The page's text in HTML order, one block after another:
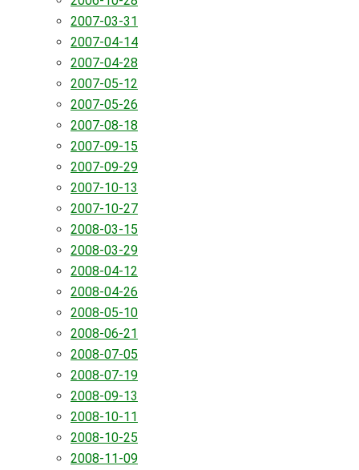
2007-03-31
2007-04-14
2007-04-28
2007-05-12
2007-05-26
2007-08-18
2007-09-15
2007-09-29
2007-10-13
2007-10-27
2008-03-15
2008-03-29
2008-04-12
2008-04-26
2008-05-10
2008-06-21
2008-07-05
2008-07-19
2008-09-13
2008-10-11
2008-10-25
2008-11-09